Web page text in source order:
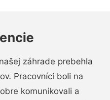
záhrade prebehla
Pracovníci boli na
komunikovali a